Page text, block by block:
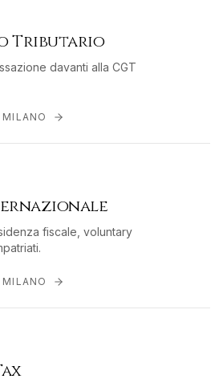
Tributario
davanti alla CGT
MILANO
fiscale, voluntary
MILANO